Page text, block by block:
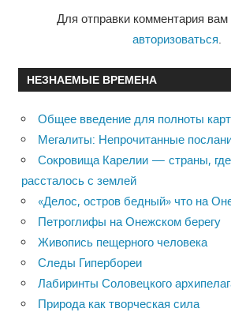
Для отправки комментария
авторизоваться.
НЕЗНАЕМЫЕ ВРЕМЕНА
Общее введение для полноты
Мегалиты: Непрочитанные
Сокровища Карелии — страны,
рассталось с землей
«Делос, остров бедный» что на
Петроглифы на Онежском берегу
Живопись пещерного человека
Следы Гипербореи
Лабиринты Соловецкого
Природа как творческая сила